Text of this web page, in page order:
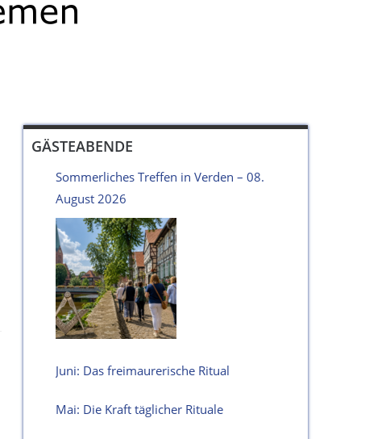
GÄSTEABENDE
Sommerliches Treffen in Verden – 08.
August 2026
Juni: Das freimaurerische Ritual
Mai: Die Kraft täglicher Rituale